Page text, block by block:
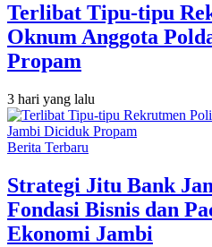
Terlibat Tipu-tipu
Oknum Anggota
Propam
3 hari yang lalu
Berita Terbaru
Strategi Jitu Bank
Fondasi Bisnis dan
Ekonomi Jambi